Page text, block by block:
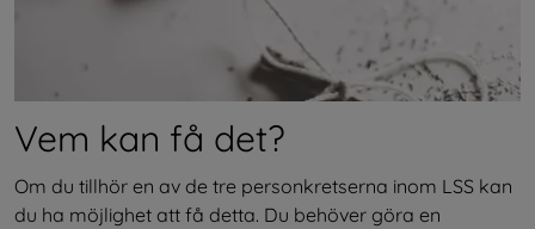
Vem kan få det?
Om du tillhör en av de tre personkretserna inom LSS kan
du ha möjlighet att få detta. Du behöver göra en